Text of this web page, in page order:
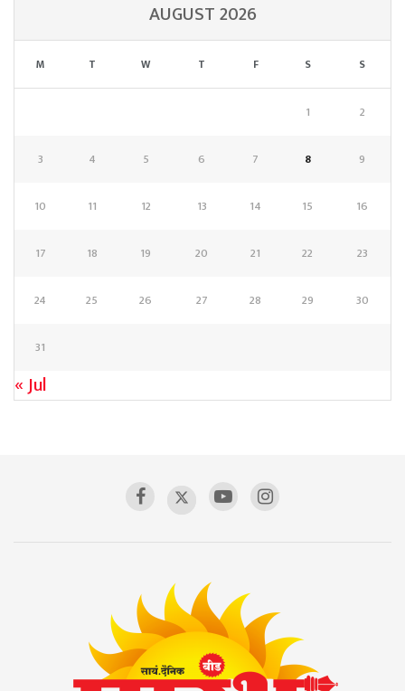
AUGUST 2026
M T W T F S S
1 2
3 4 5 6 7 8 9
10 11 12 13 14 15 16
17 18 19 20 21 22 23
24 25 26 27 28 29 30
31
« Jul